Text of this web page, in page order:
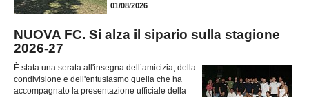
01/08/2026
NUOVA FC. Si alza il sipario sulla stagione
2026-27
È stata una serata all'insegna dell’amicizia, della
condivisione e dell'entusiasmo quella che ha
accompagnato la presentazione ufficiale della